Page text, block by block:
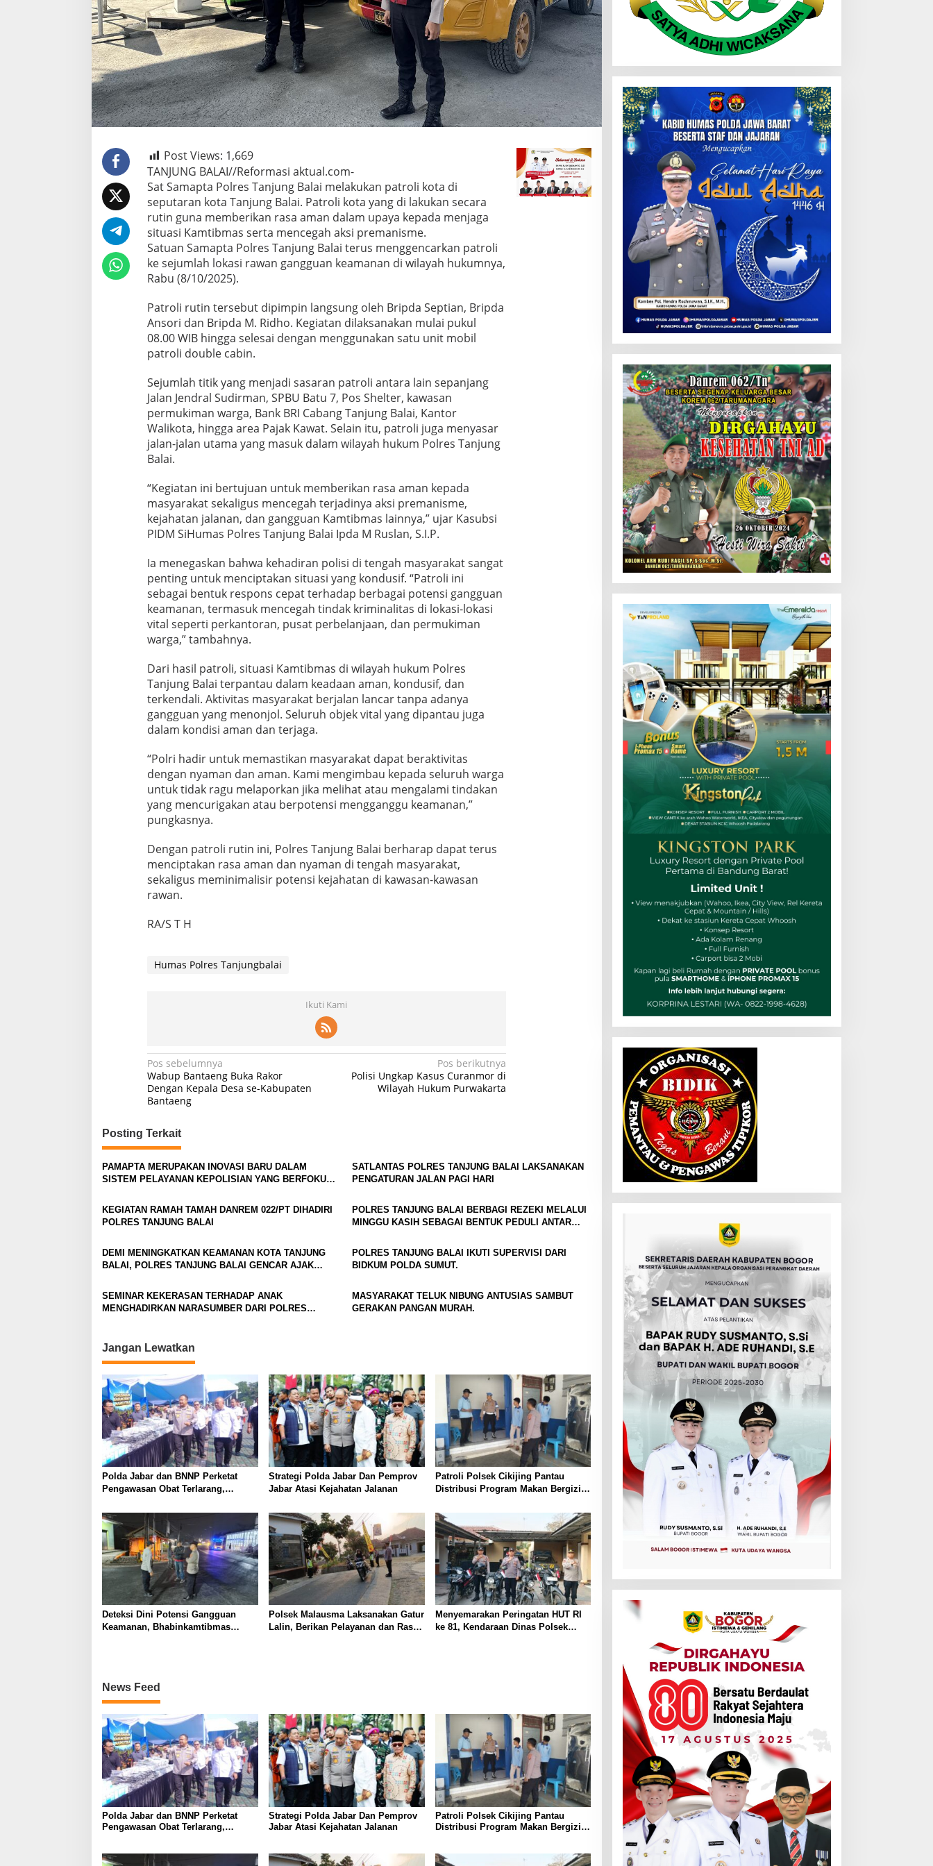
Post Views: 1,669
TANJUNG BALAI//Reformasi aktual.com-
Sat Samapta Polres Tanjung Balai melakukan patroli kota di
seputaran kota Tanjung Balai. Patroli kota yang di lakukan secara
rutin guna memberikan rasa aman dalam upaya kepada menjaga
situasi Kamtibmas serta mencegah aksi premanisme.
Satuan Samapta Polres Tanjung Balai terus menggencarkan patroli
ke sejumlah lokasi rawan gangguan keamanan di wilayah hukumnya,
Rabu (8/10/2025).
Patroli rutin tersebut dipimpin langsung oleh Bripda Septian, Bripda
Ansori dan Bripda M. Ridho. Kegiatan dilaksanakan mulai pukul
08.00 WIB hingga selesai dengan menggunakan satu unit mobil
patroli double cabin.
Sejumlah titik yang menjadi sasaran patroli antara lain sepanjang
Jalan Jendral Sudirman, SPBU Batu 7, Pos Shelter, kawasan
permukiman warga, Bank BRI Cabang Tanjung Balai, Kantor
Walikota, hingga area Pajak Kawat. Selain itu, patroli juga menyasar
jalan-jalan utama yang masuk dalam wilayah hukum Polres Tanjung
Balai.
“Kegiatan ini bertujuan untuk memberikan rasa aman kepada
masyarakat sekaligus mencegah terjadinya aksi premanisme,
kejahatan jalanan, dan gangguan Kamtibmas lainnya,” ujar Kasubsi
PIDM SiHumas Polres Tanjung Balai Ipda M Ruslan, S.I.P.
Ia menegaskan bahwa kehadiran polisi di tengah masyarakat sangat
penting untuk menciptakan situasi yang kondusif. “Patroli ini
sebagai bentuk respons cepat terhadap berbagai potensi gangguan
keamanan, termasuk mencegah tindak kriminalitas di lokasi-lokasi
vital seperti perkantoran, pusat perbelanjaan, dan permukiman
warga,” tambahnya.
Dari hasil patroli, situasi Kamtibmas di wilayah hukum Polres
Tanjung Balai terpantau dalam keadaan aman, kondusif, dan
terkendali. Aktivitas masyarakat berjalan lancar tanpa adanya
gangguan yang menonjol. Seluruh objek vital yang dipantau juga
dalam kondisi aman dan terjaga.
“Polri hadir untuk memastikan masyarakat dapat beraktivitas
dengan nyaman dan aman. Kami mengimbau kepada seluruh warga
untuk tidak ragu melaporkan jika melihat atau mengalami tindakan
yang mencurigakan atau berpotensi mengganggu keamanan,”
pungkasnya.
Dengan patroli rutin ini, Polres Tanjung Balai berharap dapat terus
menciptakan rasa aman dan nyaman di tengah masyarakat,
sekaligus meminimalisir potensi kejahatan di kawasan-kawasan
rawan.
RA/S T H
Humas Polres Tanjungbalai
Ikuti Kami
Navigasi
pos
Pos sebelumnya
Wabup Bantaeng Buka Rakor
Dengan Kepala Desa se-Kabupaten
Bantaeng
Pos berikutnya
Polisi Ungkap Kasus Curanmor di
Wilayah Hukum Purwakarta
Posting Terkait
PAMAPTA MERUPAKAN INOVASI BARU DALAM
SISTEM PELAYANAN KEPOLISIAN YANG BERFOKUS
SATLANTAS POLRES TANJUNG BALAI LAKSANAKAN
PENGATURAN JALAN PAGI HARI
KEGIATAN RAMAH TAMAH DANREM 022/PT DIHADIRI
POLRES TANJUNG BALAI
POLRES TANJUNG BALAI BERBAGI REZEKI MELALUI
MINGGU KASIH SEBAGAI BENTUK PEDULI ANTAR
DEMI MENINGKATKAN KEAMANAN KOTA TANJUNG
BALAI, POLRES TANJUNG BALAI GENCAR AJAK
POLRES TANJUNG BALAI IKUTI SUPERVISI DARI
BIDKUM POLDA SUMUT.
SEMINAR KEKERASAN TERHADAP ANAK
MENGHADIRKAN NARASUMBER DARI POLRES
MASYARAKAT TELUK NIBUNG ANTUSIAS SAMBUT
GERAKAN PANGAN MURAH.
Jangan Lewatkan
Polda Jabar dan BNNP Perketat
Pengawasan Obat Terlarang,
Provinsi
Strategi Polda Jabar Dan Pemprov
Jabar Atasi Kejahatan Jalanan
Patroli Polsek Cikijing Pantau
Distribusi Program Makan Bergizi
Deteksi Dini Potensi Gangguan
Keamanan, Bhabinkamtibmas
Polsek Malausma Laksanakan Gatur
Lalin, Berikan Pelayanan dan Rasa
Menyemarakan Peringatan HUT RI
ke 81, Kendaraan Dinas Polsek
News Feed
Polda Jabar dan BNNP Perketat
Pengawasan Obat Terlarang,
Strategi Polda Jabar Dan Pemprov
Jabar Atasi Kejahatan Jalanan
Patroli Polsek Cikijing Pantau
Distribusi Program Makan Bergizi